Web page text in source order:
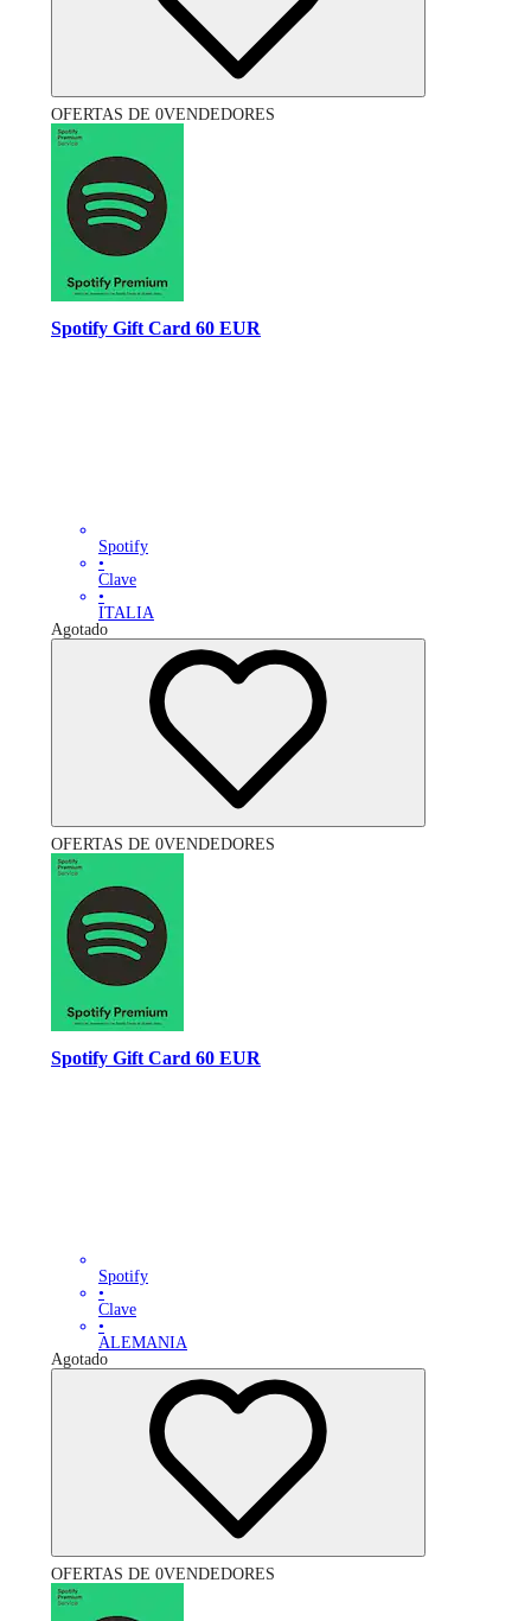
OFERTAS DE 0VENDEDORES
Spotify Gift Card 60 EUR
Spotify
•
Clave
•
ITALIA
Agotado
OFERTAS DE 0VENDEDORES
Spotify Gift Card 60 EUR
Spotify
•
Clave
•
ALEMANIA
Agotado
OFERTAS DE 0VENDEDORES